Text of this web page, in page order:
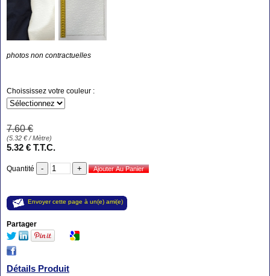
photos non contractuelles
Choississez votre couleur :
7.60 €
(5.32 €/ Mètre)
5.32 € T.T.C.
Quantité
Envoyer cette page à un(e) ami(e)
Partager
Détails Produit